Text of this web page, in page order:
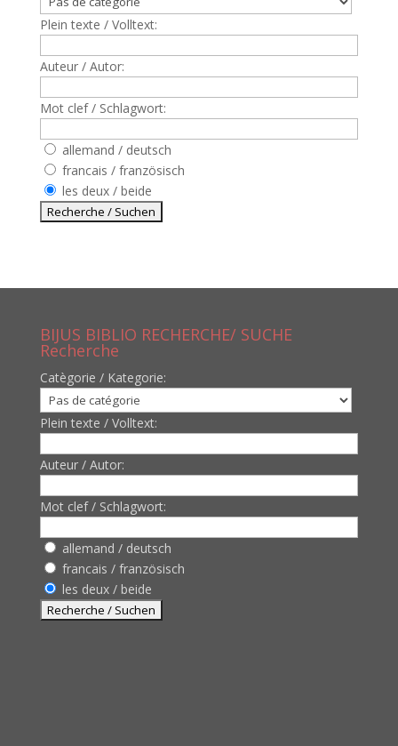
Plein texte / Volltext:
Auteur / Autor:
Mot clef / Schlagwort:
allemand / deutsch
francais / französisch
les deux / beide
BIJUS BIBLIO RECHERCHE/ SUCHE
Recherche
Catègorie / Kategorie:
Plein texte / Volltext:
Auteur / Autor:
Mot clef / Schlagwort:
allemand / deutsch
francais / französisch
les deux / beide